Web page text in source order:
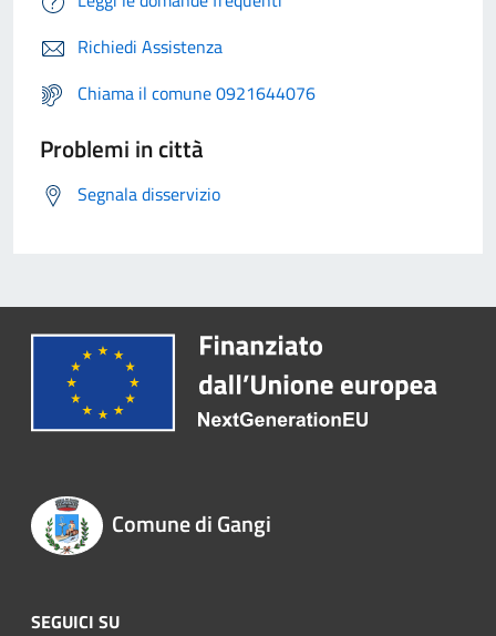
Richiedi Assistenza
Chiama il comune 0921644076
Problemi in città
Segnala disservizio
Comune di Gangi
SEGUICI SU